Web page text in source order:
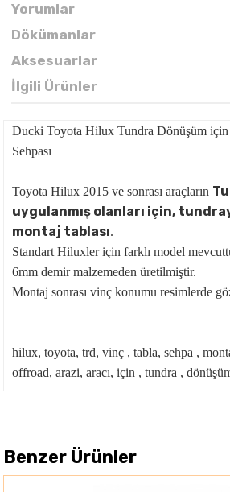
Yorumlar
Dökümanlar
Aksesuarlar
İlgili Ürünler
Ducki Toyota Hilux Tundra Dönüşüm
Sehpası
Toyota Hilux 2015 ve sonrası araçların
uygulanmış olanları için,
montaj tablası.
Standart Hiluxler için farklı model
6mm demir malzemeden üretilmiştir.
Montaj sonrası vinç konumu resimlerde
hilux, toyota, trd, vinç , tabla, sehpa ,
offroad, arazi, aracı, için , tundra ,
Benzer Ürünler